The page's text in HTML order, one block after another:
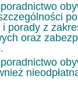
poradnictwo
i porady z
oraz
poradnictwo